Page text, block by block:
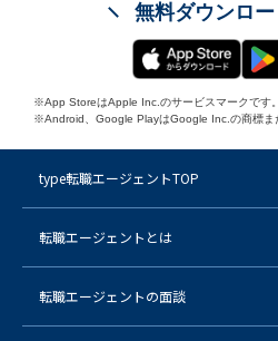
無料ダウンロ
※App StoreはApple Inc.のサービスマークです。
※Android、Google PlayはGoogle Inc.の商標ま
type転職エージェントTOP
転職エージェントとは
転職エージェントの面談